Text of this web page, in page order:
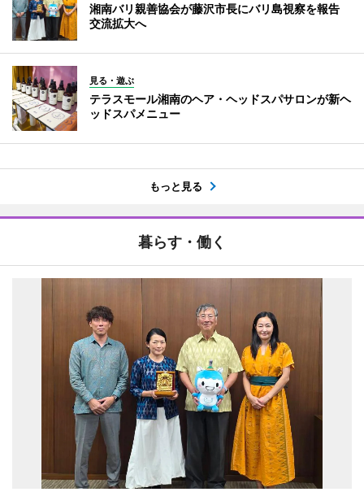
湘南バリ親善協会が藤沢市長にバリ島視察を報告
交流拡大へ
見る・遊ぶ
テラスモール湘南のヘア・ヘッドスパサロンが新ヘ
ッドスパメニュー
もっと見る
暮らす・働く